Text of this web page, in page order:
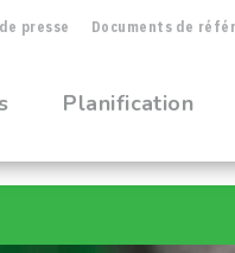
presse Documents de
Planification